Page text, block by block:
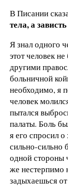
В Писании
тела, а
Я знал одного
этот человек
другими
больничной
необходимо, я
человек
пытался
палаты. Боль
я его спросил о
сильно-сильно
одной стороны
же нестерпимо
задыхаешься